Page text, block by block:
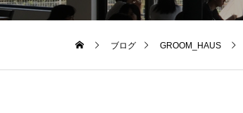
ブログ GROOM_HAUS